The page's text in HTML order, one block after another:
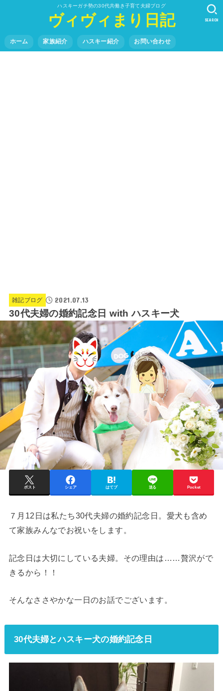
ハスキーガチ勢の30代共働き子育て夫婦ブログ
ヴィヴィまり日記
ホーム 家族紹介 ハスキー紹介 お問い合わせ
SEARCH
雑記ブログ 2021.07.13
30代夫婦の婚約記念日 with ハスキー犬
ポスト シェア はてブ 送る Pocket
７月12日は私たち30代夫婦の婚約記念日。愛犬も含め
て家族みんなでお祝いをします。
記念日は大切にしている夫婦。その理由は……贅沢がで
きるから！！
そんなささやかな一日のお話でございます。
30代夫婦とハスキー犬の婚約記念日